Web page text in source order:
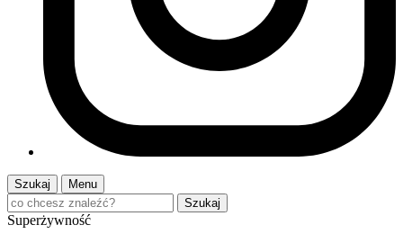
Szukaj
Menu
Szukaj
Superżywność